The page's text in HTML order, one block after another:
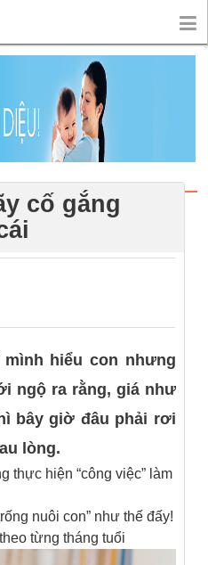
cố gắng
hiểu con nhưng
ngộ ra rằng, giá như
bây giờ đâu phải rơi
lòng.
thực hiện “công việc” làm
nuôi con” như thế đấy!
từng tháng tuổi